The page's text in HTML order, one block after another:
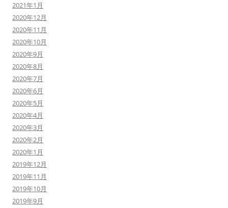
2021年1月
2020年12月
2020年11月
2020年10月
2020年9月
2020年8月
2020年7月
2020年6月
2020年5月
2020年4月
2020年3月
2020年2月
2020年1月
2019年12月
2019年11月
2019年10月
2019年9月